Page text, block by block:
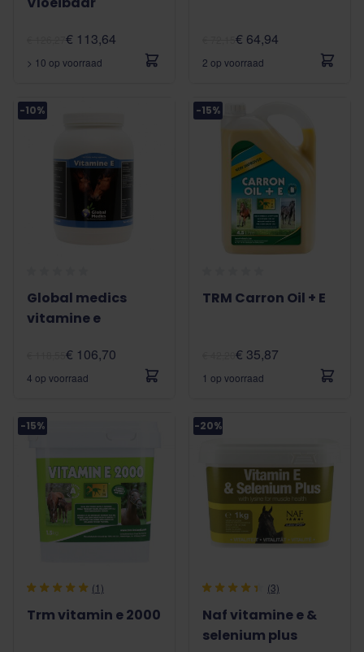
€ 113,64
> 10 op voorraad
€ 64,94
2 op voorraad
-10%
Global medics
vitamine e
€ 106,70
4 op voorraad
-15%
TRM Carron Oil + E
€ 35,87
1 op voorraad
-15%
(1)
Trm vitamin e 2000
-20%
(3)
Naf vitamine e &
selenium plus